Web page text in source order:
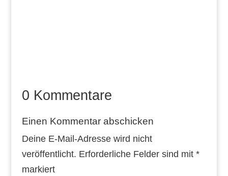
0 Kommentare
Einen Kommentar abschicken
Deine E-Mail-Adresse wird nicht
veröffentlicht. Erforderliche Felder sind mit *
markiert